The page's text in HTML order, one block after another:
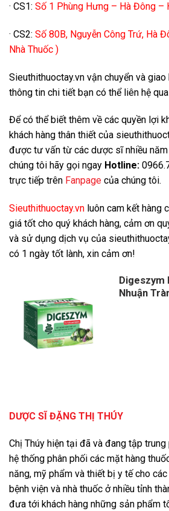
· CS1: Số 1 Phùng Hưng – Hà Đông –
· CS2: Số 80B, Nguyễn Công Trứ, Hà
Nhà Thuốc )
Sieuthithuoctay.vn vận chuyển và
thông tin chi tiết bạn có thể liên hệ
Để có thể biết thêm về các quyền lợi
khách hàng thân thiết của
được tư vấn từ các dược sĩ nhiều
chúng tôi hãy gọi ngay Hotline:
trực tiếp trên Fanpage của chúng tôi.
Sieuthithuoctay.vn luôn cam kết hàng
giá tốt cho quý khách hàng, cảm ơn
và sử dụng dịch vụ của
có 1 ngày tốt lành, xin cảm ơn!
Digeszym
Nhuận
DƯỢC SĨ ĐẶNG THỊ THÚY
Chị Thúy hiện tại đã và đang tập
hệ thống phân phối các mặt hàng
năng, mỹ phẩm và thiết bị y tế cho
bệnh viện và nhà thuốc ở nhiều tỉnh
đưa tới khách hàng những sản phẩm